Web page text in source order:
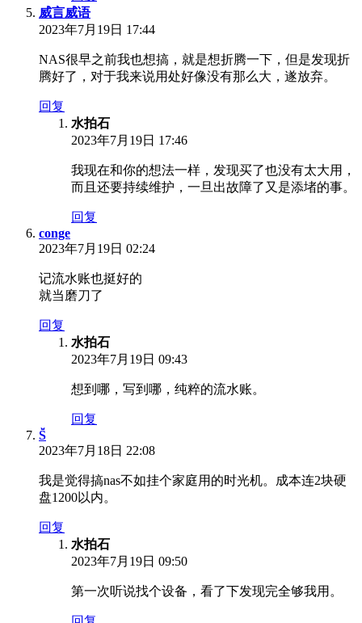
威言威语
2023年7月19日 17:44
NAS很早之前我也想搞，就是想折腾一下，但是发现折
腾好了，对于我来说用处好像没有那么大，遂放弃。
回复
水拍石
2023年7月19日 17:46
我现在和你的想法一样，发现买了也没有太大用，
而且还要持续维护，一旦出故障了又是添堵的事。
回复
conge
2023年7月19日 02:24
记流水账也挺好的
就当磨刀了
回复
水拍石
2023年7月19日 09:43
想到哪，写到哪，纯粹的流水账。
回复
S̆̈
2023年7月18日 22:08
我是觉得搞nas不如挂个家庭用的时光机。成本连2块硬
盘1200以内。
回复
水拍石
2023年7月19日 09:50
第一次听说找个设备，看了下发现完全够我用。